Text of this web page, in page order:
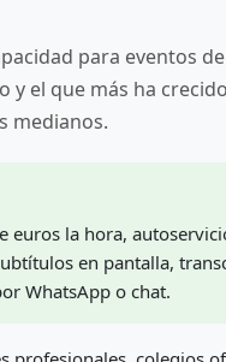
para eventos
y el que más ha
medianos.
euros la hora,
en pantalla,
WhatsApp o chat.